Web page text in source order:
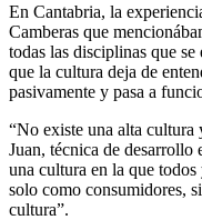
En Cantabria, la
Camberas que
todas las disciplinas que
que la cultura deja de
pasivamente y pasa a
“No existe una alta cultura
Juan, técnica de
una cultura en la que
solo como consumidores,
cultura”.